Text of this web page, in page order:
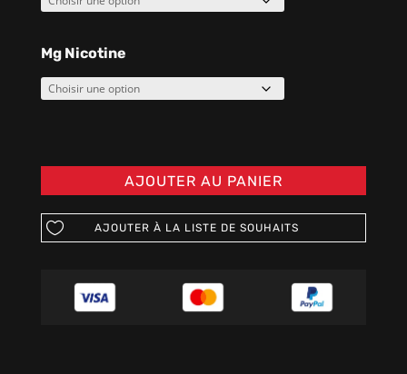
Mg Nicotine
AJOUTER AU PANIER
AJOUTER À LA LISTE DE SOUHAITS